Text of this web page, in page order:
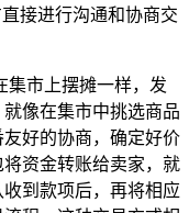
接进行沟通和协商交
集市上摆摊一样，发
像在集市中挑选商品
好的协商，确定好价
资金转账给卖家，就
到款项后，再将相应